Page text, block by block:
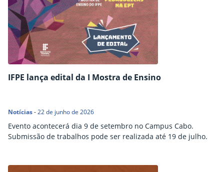
IFPE lança edital da I Mostra de Ensino
Notícias-22 de junho de 2026
Evento acontecerá dia 9 de setembro no Campus Cabo.
Submissão de trabalhos pode ser realizada até 19 de julho.